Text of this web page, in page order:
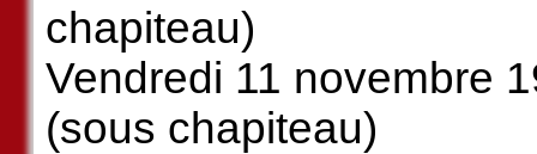
chapiteau)
Vendredi 11 novembre
(sous chapiteau)